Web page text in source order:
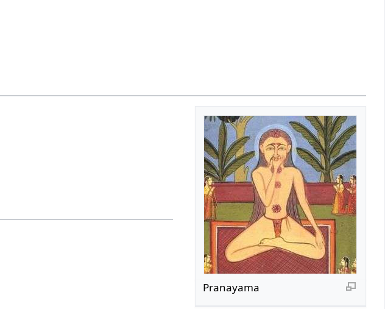
Pranayama